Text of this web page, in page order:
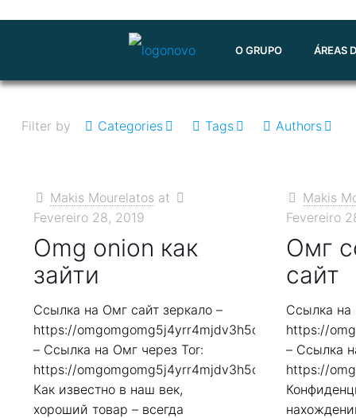
O GRUPO ÁREAS
Filter by Categories Tags Authors
Makis Mourelatos at
Fevereiro 28, 2019
Omg onion как
зайти
Ссылка на Омг сайт зеркало –
https://
– Ссылка на Омг через Tor:
https://
Как известно в наш век,
хороший товар – всегда
Makis
Fevereiro
Омг
сайт
Ссылка на
https://
– Ссылка
https://